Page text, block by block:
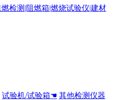
试验机/试验箱☚ 其他检测仪器